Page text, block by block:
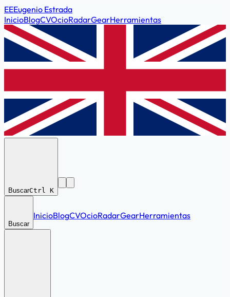
EEEugenio Estrada
InicioBlogCVOcioRadarGearHerramientas
BuscarCtrl K
Buscar
InicioBlogCVOcioRadarGearHerramientas